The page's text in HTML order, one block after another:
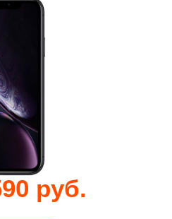
руб.